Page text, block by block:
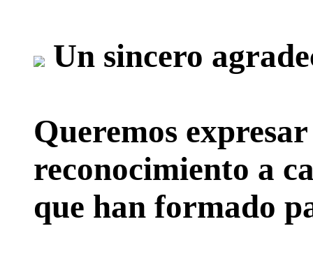
Un sincero
Queremos
reconocimiento a
que han formado